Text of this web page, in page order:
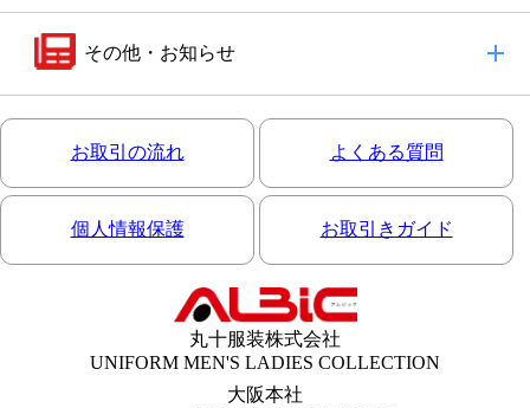
その他・お知らせ
お取引の流れ よくある質問
個人情報保護 お取引きガイド
丸十服装株式会社
UNIFORM MEN'S LADIES COLLECTION
大阪本社